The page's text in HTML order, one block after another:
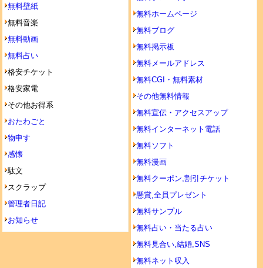
無料壁紙
無料音楽
無料動画
無料占い
格安チケット
格安家電
その他お得系
おたわごと
物申す
感懐
駄文
スクラップ
管理者日記
お知らせ
無料ホームページ
無料ブログ
無料掲示板
無料メールアドレス
無料CGI・無料素材
その他無料情報
無料宣伝・アクセスアップ
無料インターネット電話
無料ソフト
無料漫画
無料クーポン,割引チケット
懸賞,全員プレゼント
無料サンプル
無料占い・当たる占い
無料見合い,結婚,SNS
無料ネット収入